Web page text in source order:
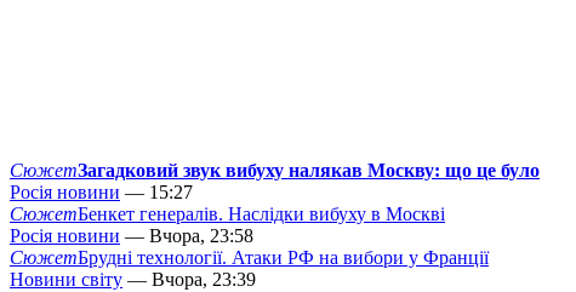
СюжетЗагадковий звук вибуху налякав Москву: що це було
Росія новини — 15:27
СюжетБенкет генералів. Наслідки вибуху в Москві
Росія новини — Вчора, 23:58
СюжетБрудні технології. Атаки РФ на вибори у Франції
Новини світу — Вчора, 23:39